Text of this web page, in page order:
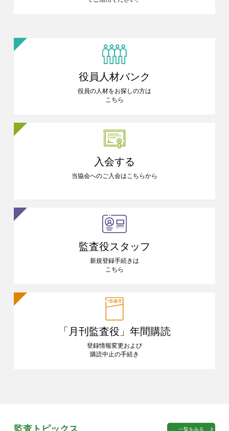
役員人材バンク
役員の人材をお探しの方は
こちら
入会する
当協会へのご入会はこちらから
監査役スタッフ
新規登録手続きは
こちら
「月刊監査役」 年間購読
登録情報変更および
購読中止の手続き
監査トピックス 一覧をみる